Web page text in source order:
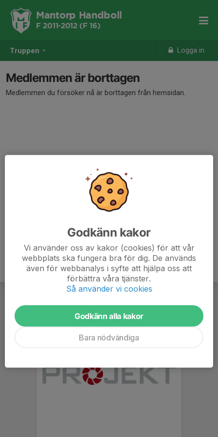
Truppen Logga in
Mantorp Handboll
F 2011-2012 (F 16)
Medlemmen är borttagen
Medlemmen du försöker nå är borttagen från hemsidan.
Godkänn kakor
Vi använder oss av kakor (cookies) för att vår
webbplats ska fungera bra för dig. De används
även för webbanalys i syfte att hjälpa oss att
förbättra våra tjänster.
Så använder vi cookies
Godkänn alla kakor
Bara nödvändiga